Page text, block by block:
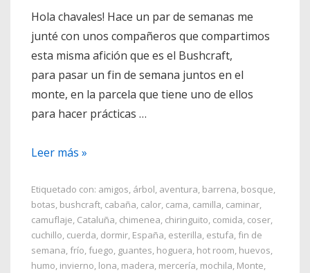
Hola chavales! Hace un par de semanas me
junté con unos compañeros que compartimos
esta misma afición que es el Bushcraft,
para pasar un fin de semana juntos en el
monte, en la parcela que tiene uno de ellos
para hacer prácticas …
Cama
Leer más »
Etiquetado con: amigos, árbol, aventura, barrena, bosque,
botas, bushcraft, cabaña, calor, cama, camilla, caminar,
camuflaje, Cataluña, chimenea, chiringuito, comida, coser,
cuchillo, cuerda, dormir, España, esterilla, estufa, fin de
semana, frío, fuego, guantes, hoguera, hot room, huevos,
humo, invierno, lona, madera, mercería, mochila, Monte,